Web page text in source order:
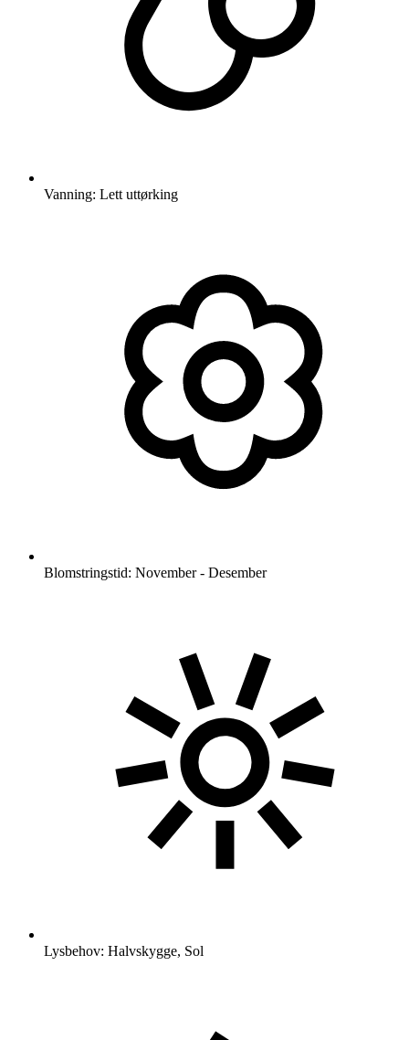
Vanning: Lett uttørking
Blomstringstid: November - Desember
Lysbehov: Halvskygge, Sol